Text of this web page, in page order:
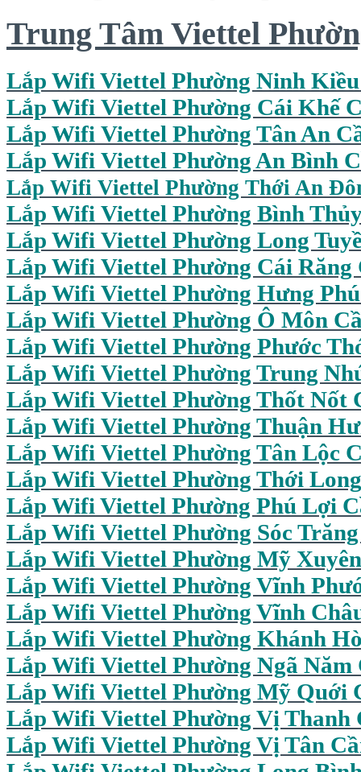
Trung Tâm Viettel
Lắp Wifi Viettel Phường Ninh
Lắp Wifi Viettel Phường Cái Khế
Lắp Wifi Viettel Phường Tân An
Lắp Wifi Viettel Phường An Bình
Lắp Wifi Viettel Phường Thới An
Lắp Wifi Viettel Phường Bình
Lắp Wifi Viettel Phường Long
Lắp Wifi Viettel Phường Cái Răng
Lắp Wifi Viettel Phường Hưng
Lắp Wifi Viettel Phường Ô Môn
Lắp Wifi Viettel Phường Phước
Lắp Wifi Viettel Phường Trung
Lắp Wifi Viettel Phường Thốt Nốt
Lắp Wifi Viettel Phường Thuận
Lắp Wifi Viettel Phường Tân Lộc
Lắp Wifi Viettel Phường Thới
Lắp Wifi Viettel Phường Phú Lợi
Lắp Wifi Viettel Phường Sóc
Lắp Wifi Viettel Phường Mỹ
Lắp Wifi Viettel Phường Vĩnh
Lắp Wifi Viettel Phường Vĩnh
Lắp Wifi Viettel Phường Khánh
Lắp Wifi Viettel Phường Ngã Năm
Lắp Wifi Viettel Phường Mỹ Quới
Lắp Wifi Viettel Phường Vị Thanh
Lắp Wifi Viettel Phường Vị Tân